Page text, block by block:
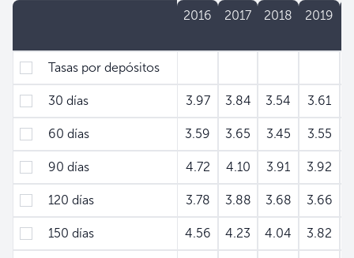
Filtros Concepto
Tasas por depósitos
30 días
60 días
90 días
120 días
150 días
2016 2017 2018 2019
3.97 3.84 3.54 3.61
3.59 3.65 3.45 3.55
4.72 4.10 3.91 3.92
3.78 3.88 3.68 3.66
4.56 4.23 4.04 3.82